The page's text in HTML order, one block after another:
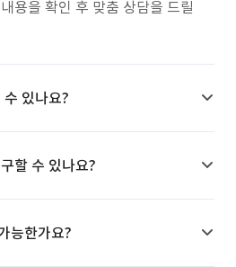
용을 확인 후 맞춤 상담을 드릴
있나요?
할 수 있나요?
능한가요?